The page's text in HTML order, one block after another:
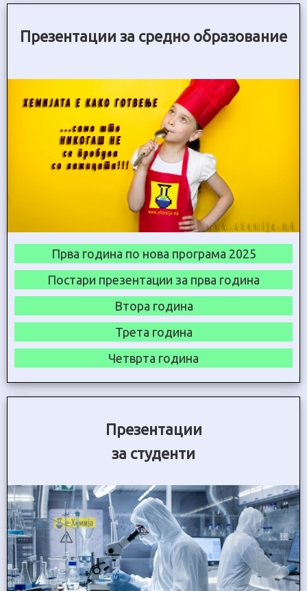
Презентации за средно образование
Прва година по нова програма 2025
Постари презентации за прва година
Втора година
Трета година
Четврта година
Презентации
за студенти